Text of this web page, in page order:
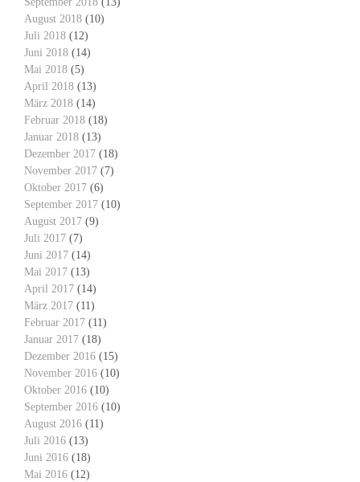
August 2018 (10)
Juli 2018 (12)
Juni 2018 (14)
Mai 2018 (5)
April 2018 (13)
März 2018 (14)
Februar 2018 (18)
Januar 2018 (13)
Dezember 2017 (18)
November 2017 (7)
Oktober 2017 (6)
September 2017 (10)
August 2017 (9)
Juli 2017 (7)
Juni 2017 (14)
Mai 2017 (13)
April 2017 (14)
März 2017 (11)
Februar 2017 (11)
Januar 2017 (18)
Dezember 2016 (15)
November 2016 (10)
Oktober 2016 (10)
September 2016 (10)
August 2016 (11)
Juli 2016 (13)
Juni 2016 (18)
Mai 2016 (12)